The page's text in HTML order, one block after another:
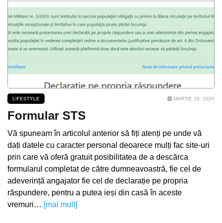
LIFESTYLE MARTIE 28, 2020
Formular STS
Vă spuneam în articolul anterior să fiți atenți pe unde vă
dați datele cu caracter personal deoarece mulți fac site-uri
prin care vă oferă gratuit posibilitatea de a descărca
formularul completat de către dumneavoastră, fie cel de
adeverință angajator fie cel de declarație pe propria
răspundere, pentru a putea ieși din casă în aceste
vremuri… [mai mult]